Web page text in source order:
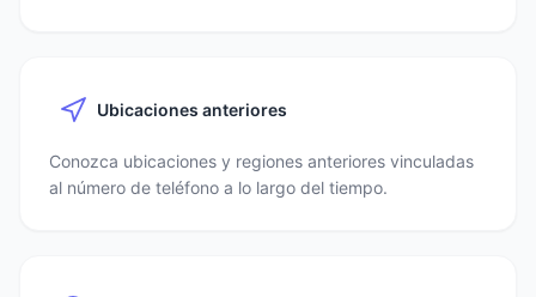
Ubicaciones anteriores
Conozca ubicaciones y regiones anteriores vinculadas
al número de teléfono a lo largo del tiempo.